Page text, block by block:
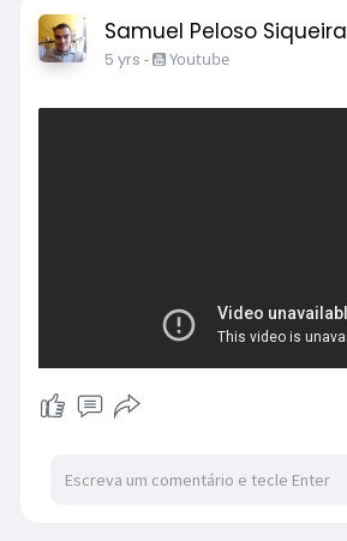
Samuel Peloso Siqueira
5 yrs - Youtube